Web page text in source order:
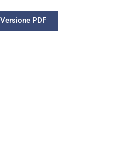
Versione PDF